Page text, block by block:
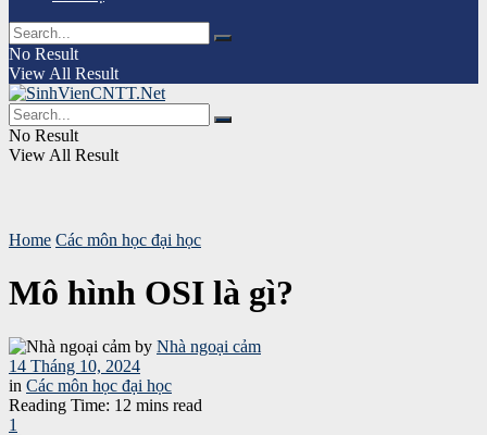
No Result
View All Result
No Result
View All Result
Home Các môn học đại học
Mô hình OSI là gì?
by Nhà ngoại cảm
14 Tháng 10, 2024
in Các môn học đại học
Reading Time: 12 mins read
1